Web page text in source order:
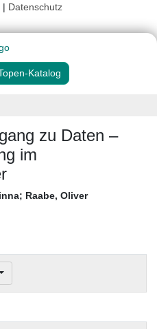
| Datenschutz
Katalog
zu Daten –
im
; Raabe, Oliver